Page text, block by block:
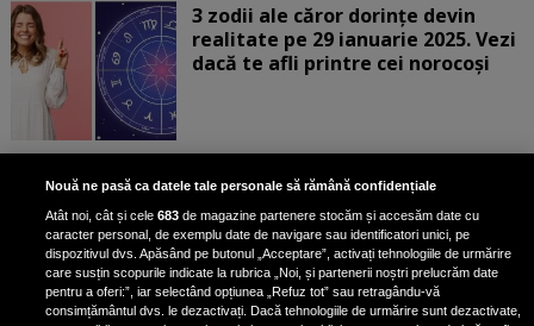
3 zodii ale căror dorințe devin
realitate pe 29 ianuarie 2025. Vezi
dacă te afli printre cei norocoși
Horoscop marți, 28 ianuarie 2025.
Daniela Simulescu, previziuni
pentru toate zodiile
Daniela Simulescu, astrolog DC...
Nouă ne pasă ca datele tale personale să rămână confidențiale
Atât noi, cât și cele683 de magazine partenere stocăm și accesăm date cu
caracter personal, de exemplu date de navigare sau identificatori unici, pe
dispozitivul dvs. Apăsând pe butonul „Acceptare”, activați tehnologiile de urmărire
care susțin scopurile indicate la rubrica „Noi, și partenerii noștri prelucrăm date
pentru a oferi:”, iar selectând opțiunea „Refuz tot” sau retragându-vă
consimțământul dvs. le dezactivați. Dacă tehnologiile de urmărire sunt dezactivate,